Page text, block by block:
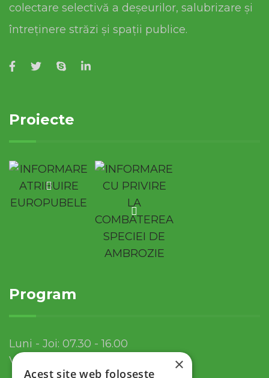
colectare selectivă a deșeurilor, salubrizare și
întreținere străzi și spații publice.
Proiecte
Program
Luni - Joi: 07.30 - 16.00
Vineri: 07.30 - 13.30
×
Acest site web folosește